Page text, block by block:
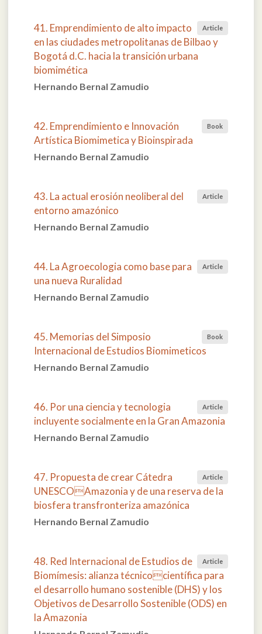
Article
41. Emprendimiento de alto impacto
en las ciudades metropolitanas de Bilbao y
Bogotá d.C. hacia la transición urbana
biomimética
Hernando Bernal Zamudio
Book
42. Emprendimiento e Innovación
Artística Biomimetica y Bioinspirada
Hernando Bernal Zamudio
Article
43. La actual erosión neoliberal del
entorno amazónico
Hernando Bernal Zamudio
Article
44. La Agroecologia como base para
una nueva Ruralidad
Hernando Bernal Zamudio
Book
45. Memorias del Simposio
Internacional de Estudios Biomimeticos
Hernando Bernal Zamudio
Article
46. Por una ciencia y tecnologia
incluyente socialmente en la Gran Amazonia
Hernando Bernal Zamudio
Article
47. Propuesta de crear Cátedra
UNESCOAmazonia y de una reserva de la
biosfera transfronteriza amazónica
Hernando Bernal Zamudio
Article
48. Red Internacional de Estudios de
Biomímesis: alianza técnicocientífica para
el desarrollo humano sostenible (DHS) y los
Objetivos de Desarrollo Sostenible (ODS) en
la Amazonia